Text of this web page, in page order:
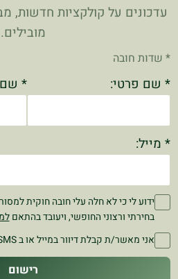
עדכונים על קולקציות חדשות,
מובילים.
* שדות חובה
* שם פרטי: *
* מייל:
ידוע לי כי לא חלה עלי חובה חוקית
בחירתי ורצוני החופשי, ויעובד בהתאם
אני מאשר/ת קבלת דיוור במייל או ב SMS מחברת מודרנו
רישום